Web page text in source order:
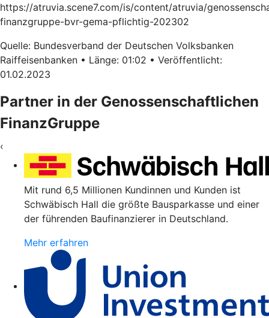
https://atruvia.scene7.com/is/content/atruvia/
finanzgruppe-bvr-gema-pflichtig-202302
Quelle: Bundesverband der Deutschen Volksbanken
Raiffeisenbanken • Länge: 01:02 • Veröffentlicht:
01.02.2023
Partner in der Genossenschaftlichen
FinanzGruppe
‹
Mit rund 6,5 Millionen Kundinnen und Kunden ist
Schwäbisch Hall die größte Bausparkasse und einer
der führenden Baufinanzierer in Deutschland.
Mehr erfahren